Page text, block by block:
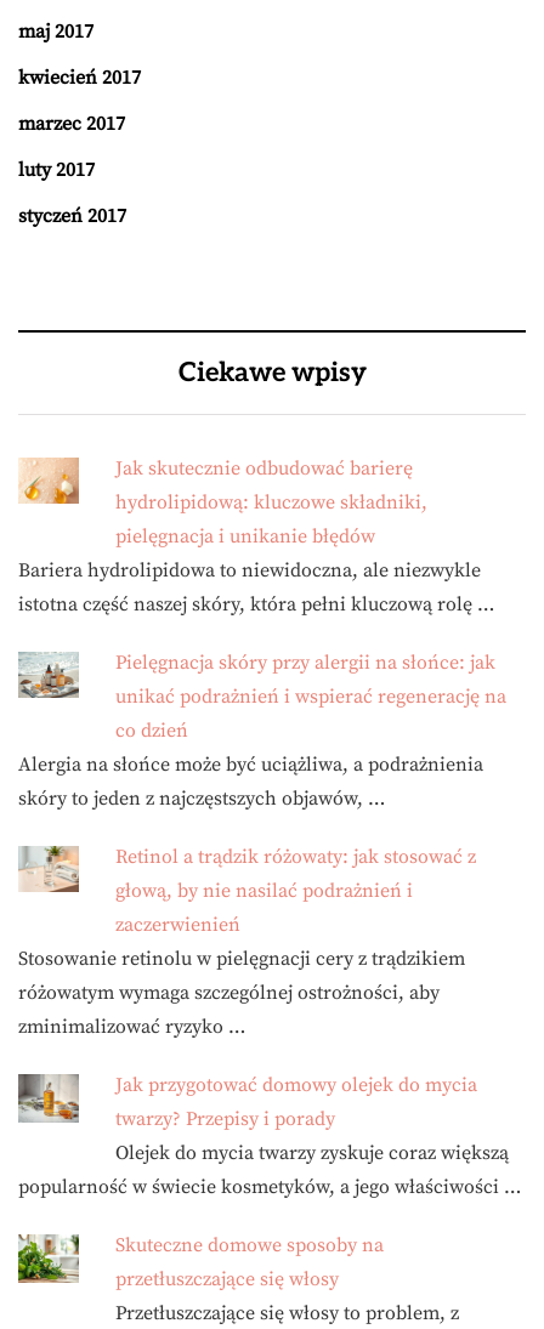
maj 2017
kwiecień 2017
marzec 2017
luty 2017
styczeń 2017
Ciekawe wpisy
Jak skutecznie odbudować barierę
hydrolipidową: kluczowe składniki,
pielęgnacja i unikanie błędów
Bariera hydrolipidowa to niewidoczna, ale niezwykle
istotna część naszej skóry, która pełni kluczową rolę …
Pielęgnacja skóry przy alergii na słońce: jak
unikać podrażnień i wspierać regenerację na
co dzień
Alergia na słońce może być uciążliwa, a podrażnienia
skóry to jeden z najczęstszych objawów, …
Retinol a trądzik różowaty: jak stosować z
głową, by nie nasilać podrażnień i
zaczerwienień
Stosowanie retinolu w pielęgnacji cery z trądzikiem
różowatym wymaga szczególnej ostrożności, aby
zminimalizować ryzyko …
Jak przygotować domowy olejek do mycia
twarzy? Przepisy i porady
Olejek do mycia twarzy zyskuje coraz większą
popularność w świecie kosmetyków, a jego właściwości …
Skuteczne domowe sposoby na
przetłuszczające się włosy
Przetłuszczające się włosy to problem, z